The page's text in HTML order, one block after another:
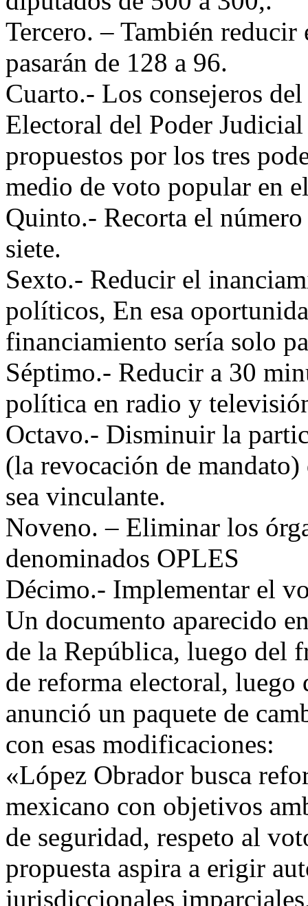
Tercero. – También reducir
pasarán de 128 a 96.
Cuarto.- Los consejeros
Electoral del Poder
propuestos por los tres
medio de voto popular en
Quinto.- Recorta el
siete.
Sexto.- Reducir el
políticos, En esa
financiamiento sería solo
Séptimo.- Reducir a 30
política en radio y
Octavo.- Disminuir la
(la revocación de
sea vinculante.
Noveno. – Eliminar los
denominados OPLES
Décimo.- Implementar el
Un documento aparecido
de la República, luego del
de reforma electoral, luego
anunció un paquete de
con esas modificaciones:
«López Obrador busca
mexicano con objetivos
de seguridad, respeto al
propuesta aspira a erigir
jurisdiccionales